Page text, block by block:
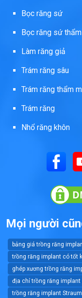
Bọc răng sứ
Bọc răng sứ
Làm răng giả
Trám răng sâu
Trám răng thẩm
Trám răng
Nhổ răng khôn
Mọi người
bảng giá trồng răng
trồng răng implant có tốt
ghép xương trồng răng
địa chỉ trồng răng implant
trồng răng implant